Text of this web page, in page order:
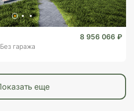
8 956 066 ₽
Без гаража
показать еще